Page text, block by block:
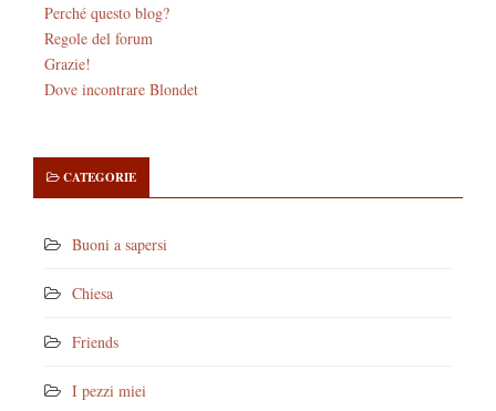
Perché questo blog?
Regole del forum
Grazie!
Dove incontrare Blondet
CATEGORIE
Buoni a sapersi
Chiesa
Friends
I pezzi miei